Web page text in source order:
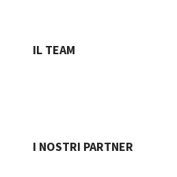
IL TEAM
I NOSTRI PARTNER